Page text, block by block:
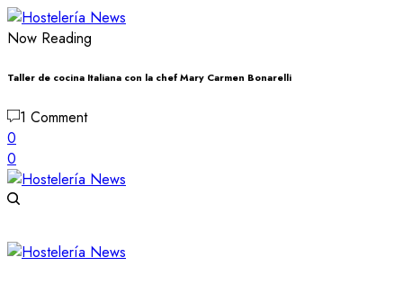
Now Reading
Taller de cocina Italiana con la chef Mary Carmen Bonarelli
1 Comment
0
0